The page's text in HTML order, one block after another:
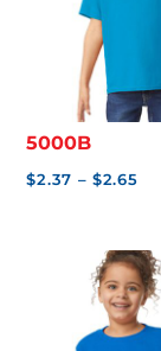
0
5000B
$2.37 – $2.65